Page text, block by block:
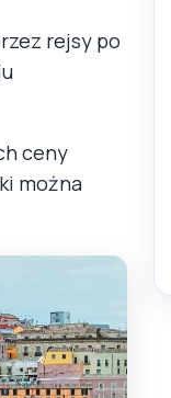
rejsy po
ceny
można